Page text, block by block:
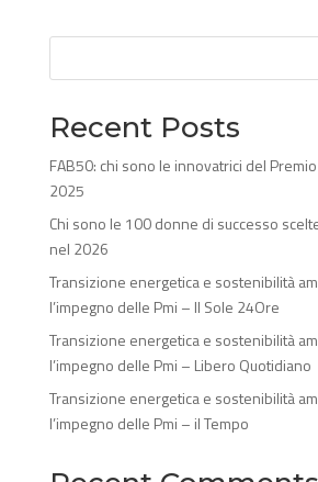
Recent Posts
FAB50: chi sono le innovatrici del
2025
Chi sono le 100 donne di successo
nel 2026
Transizione energetica e sostenibilità
l’impegno delle Pmi – Il Sole 24Ore
Transizione energetica e sostenibilità
l’impegno delle Pmi – Libero Quotidiano
Transizione energetica e sostenibilità
l’impegno delle Pmi – il Tempo